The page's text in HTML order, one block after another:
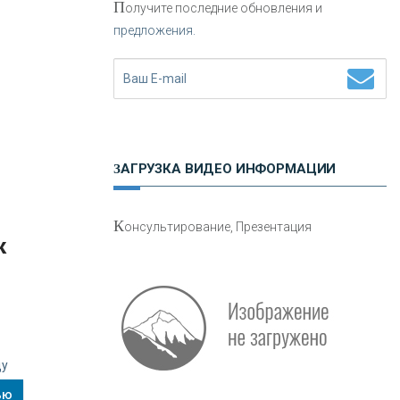
Нетворкинг для предпринимателей
авто
Получите последние обновления и
предложения.
ЗАГРУЗКА ВИДЕО ИНФОРМАЦИИ
Консультирование, Презентация